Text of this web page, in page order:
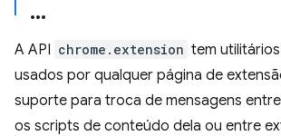
A API chrome.extension tem
usados por qualquer página de
suporte para troca de mensagens
os scripts de conteúdo dela ou entre